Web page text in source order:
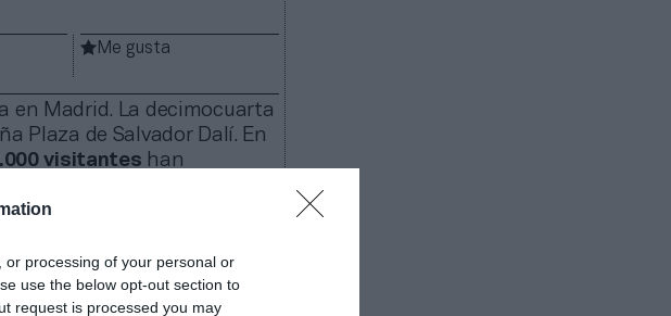
processing of your personal or
use the below opt-out section to
request is processed you may
Me gusta
en Madrid. La decimocuarta
Plaza de Salvador Dalí. En
visitantes han
parada en la que han
de 100 equipos inscritos,